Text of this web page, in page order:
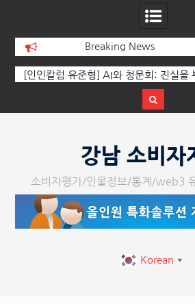
Breaking News
[인인칼럼 유준형] AI와 청문회: 진실을
다.
강남 소비자
소비자평가/인물정보/통계/web3
Korean ▼